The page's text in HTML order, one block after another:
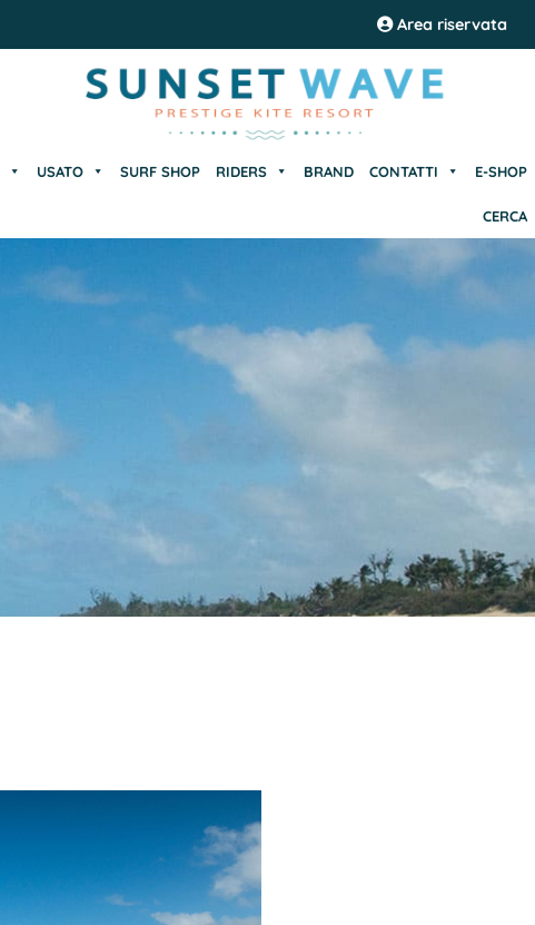
Area riservata
USATO SURF SHOP RIDERS BRAND CONTATTI E-SHOP
CERCA